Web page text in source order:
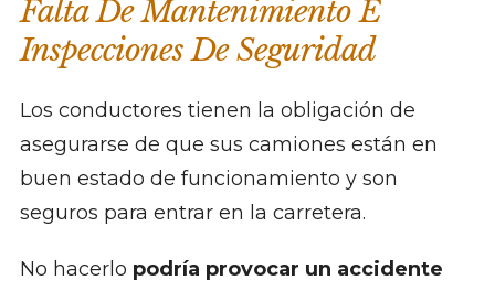
Falta De Mantenimiento E
Inspecciones De Seguridad
Los conductores tienen la obligación de
asegurarse de que sus camiones están en
buen estado de funcionamiento y son
seguros para entrar en la carretera.
No hacerlo podría provocar un accidente